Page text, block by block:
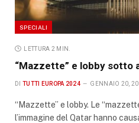
SPECIALI
LETTURA 2 MIN.
“Mazzette” e lobby sotto
DI TUTTI EUROPA 2024 GENNAIO 20,
“Mazzette” e lobby. Le
l’immagine del Qatar hanno